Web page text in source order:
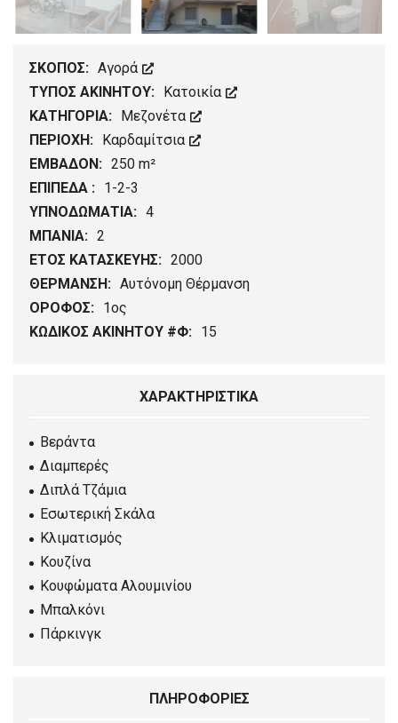
ΣΚΟΠΟΣ: Αγορά
ΤΥΠΟΣ ΑΚΙΝΗΤΟΥ:
Kατοικία
ΚΑΤΗΓΟΡΙΑ:
Μεζονέτα
ΠΕΡΙΟΧΗ:
Καρδαμίτσια
ΕΜΒΑΔΟΝ: 250 m²
ΕΠΙΠΕΔΑ : 1-2-3
ΥΠΝΟΔΩΜΑΤΙΑ: 4
ΜΠΑΝΙΑ: 2
ΕΤΟΣ ΚΑΤΑΣΚΕΥΗΣ: 2000
ΘΕΡΜΑΝΣΗ: Αυτόνομη Θέρμανση
ΟΡΟΦΟΣ: 1ος
ΚΩΔΙΚΟΣ ΑΚΙΝΗΤΟΥ #Φ: 15
ΧΑΡΑΚΤΗΡΙΣΤΙΚΑ
Βεράντα
Διαμπερές
Διπλά Τζάμια
Εσωτερική Σκάλα
Κλιματισμός
Κουζίνα
Κουφώματα Αλουμινίου
Μπαλκόνι
Πάρκινγκ
ΠΛΗΡΟΦΟΡΙΕΣ